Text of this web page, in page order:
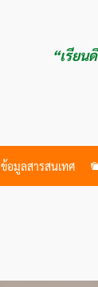
“เรียน
ข้อมูลสารสนเทศ